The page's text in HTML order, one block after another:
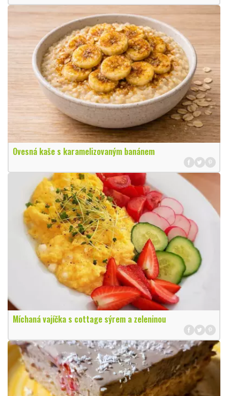
Ovesná kaše s karamelizovaným banánem
Míchaná vajíčka s cottage sýrem a zeleninou